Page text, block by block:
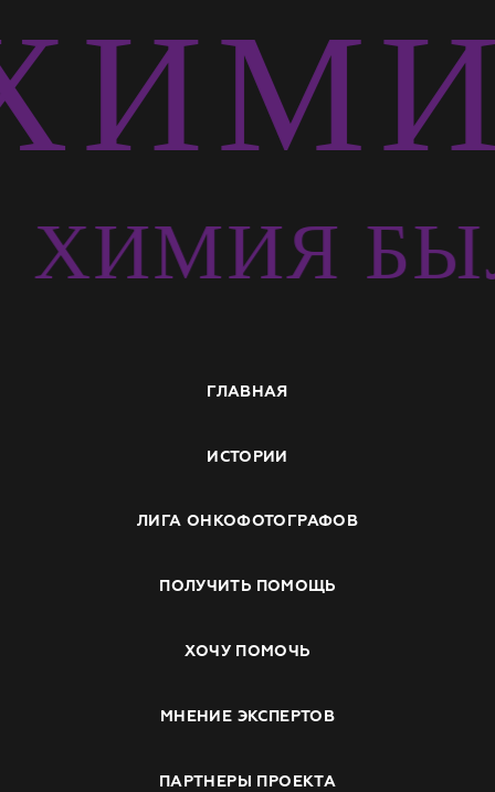
ХИМИЯ
ГЛАВНАЯ
ИСТОРИИ
ЛИГА ОНКОФОТОГРАФОВ
ПОЛУЧИТЬ ПОМОЩЬ
ХОЧУ ПОМОЧЬ
МНЕНИЕ ЭКСПЕРТОВ
ПАРТНЕРЫ ПРОЕКТА